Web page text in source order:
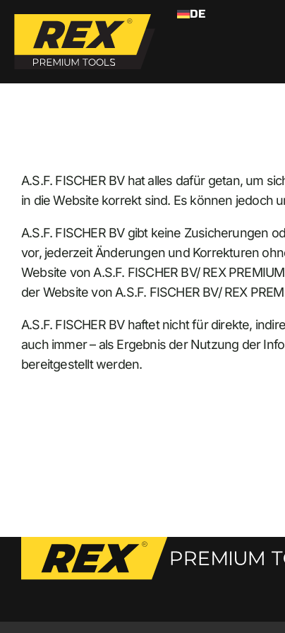
DE
A.S.F. FISCHER BV hat alles dafür getan, um
in die Website korrekt sind. Es können jedoch
A.S.F. FISCHER BV gibt keine Zusicherungen
vor, jederzeit Änderungen und Korrekturen
Website von A.S.F. FISCHER BV/ REX
der Website von A.S.F. FISCHER BV/ REX
A.S.F. FISCHER BV haftet nicht für direkte,
auch immer – als Ergebnis der Nutzung der
bereitgestellt werden.